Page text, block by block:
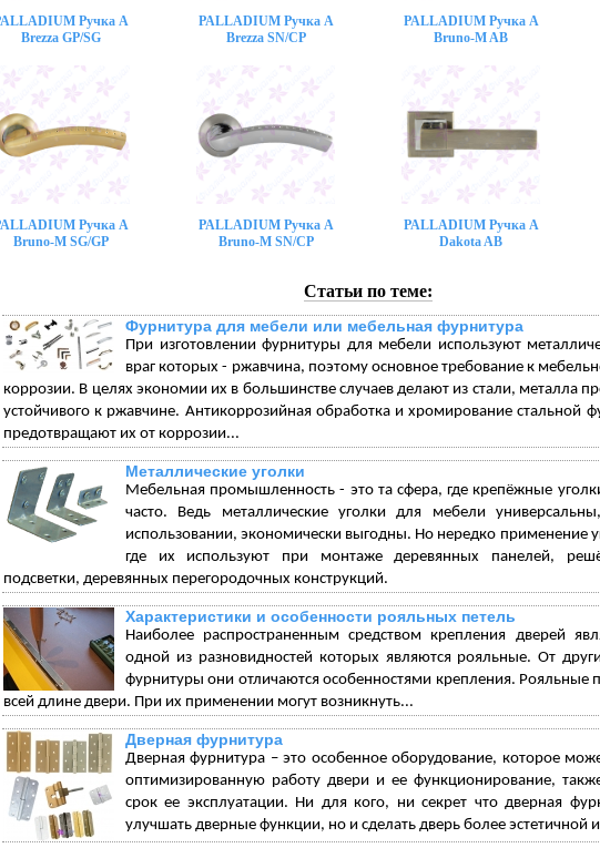
Ручка A
Brezza GP/SG
PALLADIUM Ручка A
Brezza SN/CP
PALLADIUM Ручка A
Bruno-M AB
Ручка A
Bruno-M SG/GP
PALLADIUM Ручка A
Bruno-M SN/CP
PALLADIUM Ручка A
Dakota AB
Статьи по теме:
Фурнитура для мебели или мебельная фурнитура
При изготовлении фурнитуры для мебели используют
враг которых - ржавчина, поэтому основное требование к
коррозии. В целях экономии их в большинстве случаев делают из стали, металла
устойчивого к ржавчине. Антикоррозийная обработка и хромирование стальной
предотвращают их от коррозии...
Металлические уголки
Мебельная промышленность - это та сфера, где крепёжные
часто. Ведь металлические уголки для мебели
использовании, экономически выгодны. Но нередко применение
где их используют при монтаже деревянных панелей,
подсветки, деревянных перегородочных конструкций.
Характеристики и особенности рояльных петель
Наиболее распространенным средством крепления дверей
одной из разновидностей которых являются рояльные. От
фурнитуры они отличаются особенностями крепления. Рояльные
всей длине двери. При их применении могут возникнуть...
Дверная фурнитура
Дверная фурнитура – это особенное оборудование, которое
оптимизированную работу двери и ее функционирование,
срок ее эксплуатации. Ни для кого, ни секрет что дверная
улучшать дверные функции, но и сделать дверь более эстетичной